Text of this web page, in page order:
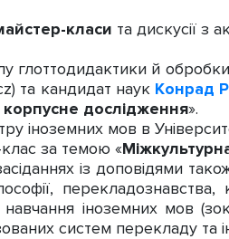
класи та дискусії з
глоттодидактики й
та кандидат наук Конрад
корпусне дослідження».
іноземних мов в
за темою «
із доповідями
перекладознавства,
навчання іноземних мов
систем перекладу та